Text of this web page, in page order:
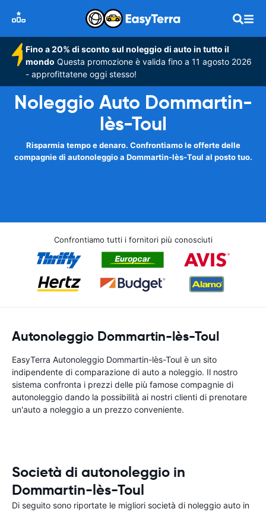
Fino a 20% di sconto sul noleggio di auto in tutto il
mondo Questa promozione è valida fino a 11 agosto 2026
- approfittatene oggi stesso!
Noleggio Auto Dommartin-
lès-Toul
Risparmia tempo e denaro. Confrontiamo le offerte delle
compagnie di autonoleggio a Dommartin-lès-Toul al posto tuo.
Confrontiamo tutti i fornitori più conosciuti
Autonoleggio Dommartin-lès-Toul
EasyTerra Autonoleggio Dommartin-lès-Toul è un sito
indipendente di comparazione di auto a noleggio. Il nostro
sistema confronta i prezzi delle più famose compagnie di
autonoleggio dando la possibilità ai nostri clienti di prenotare
un'auto a noleggio a un prezzo conveniente.
Società di autonoleggio in
Dommartin-lès-Toul
Di seguito sono riportate le migliori società di noleggio auto in